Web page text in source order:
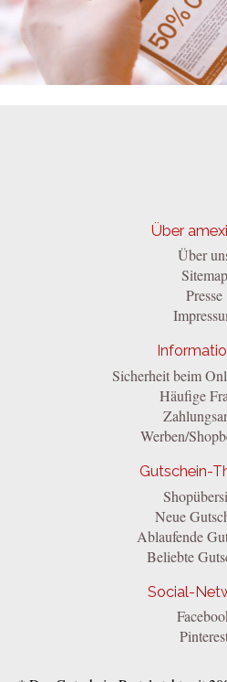
Über
Über
Sitemap
Presse
Sicherheit beim
Häufige
Werben/
Gutschein-
Neue
Ablaufende
Beliebte
Social-